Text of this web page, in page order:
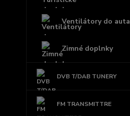
Ventilátory do auta
Zimné doplnky
DVB T/DAB TUNERY
FM TRANSMITTRE